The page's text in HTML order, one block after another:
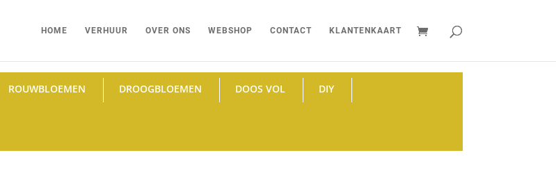
HOME VERHUUR OVER ONS WEBSHOP CONTACT KLANTENKAART
ROUWBLOEMEN DROOGBLOEMEN DOOS VOL DIY